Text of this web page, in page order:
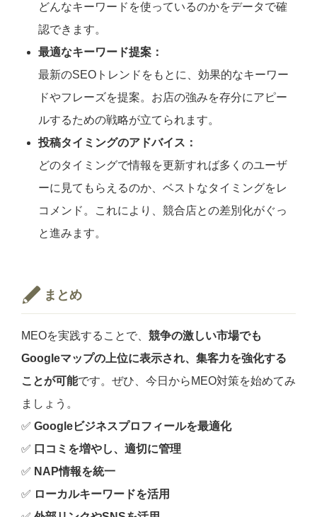
どんなキーワードを使っているのかをデータで確
認できます。
最適なキーワード提案：
最新のSEOトレンドをもとに、効果的なキーワー
ドやフレーズを提案。お店の強みを存分にアピー
ルするための戦略が立てられます。
投稿タイミングのアドバイス：
どのタイミングで情報を更新すれば多くのユーザ
ーに見てもらえるのか、ベストなタイミングをレ
コメンド。これにより、競合店との差別化がぐっ
と進みます。
まとめ
MEOを実践することで、 競争の激しい市場でも
Googleマップの上位に表示され、集客力を強化する
ことが可能です。ぜひ、今日からMEO対策を始めてみ
ましょう。
✅ Googleビジネスプロフィールを最適化
✅ 口コミを増やし、適切に管理
✅ NAP情報を統一
✅ ローカルキーワードを活用